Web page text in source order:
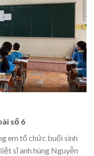
số 6
em tổ chức buổi sinh
sĩ anh hùng Nguyễn